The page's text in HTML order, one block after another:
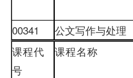
00341 公文写作与处理
课程代
号
课程名称